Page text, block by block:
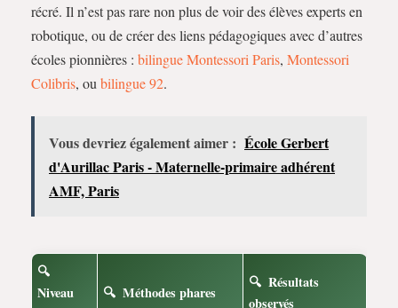
récré. Il n’est pas rare non plus de voir des élèves experts en
robotique, ou de créer des liens pédagogiques avec d’autres
écoles pionnières : bilingue Montessori Paris, Montessori
Colibris, ou bilingue 92.
Vous devriez également aimer : École Gerbert
d'Aurillac Paris - Maternelle-primaire adhérent
AMF, Paris
Niveau
Méthodes phares
Résultats
observés